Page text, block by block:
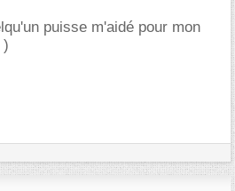
puisse m'aidé pour mon
)